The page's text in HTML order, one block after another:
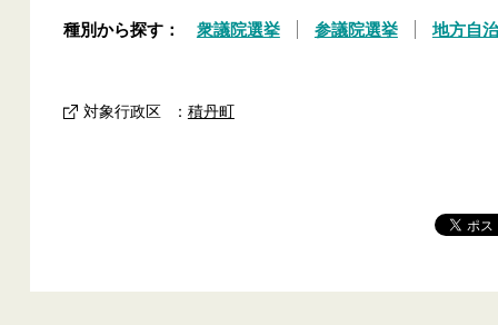
種別から探す： 衆議院選挙 参議院選挙 地方自
対象行政区 ： 積丹町